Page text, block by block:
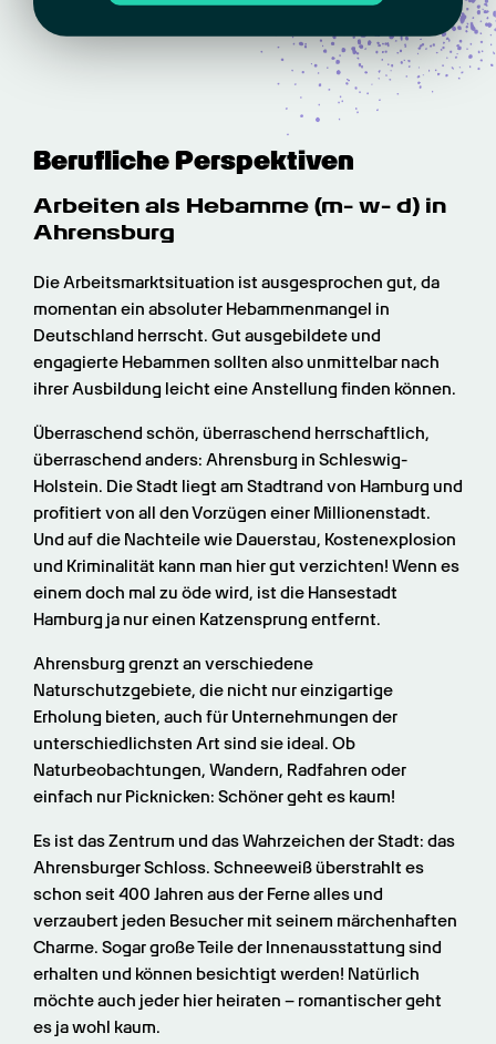
Berufliche Perspektiven
Arbeiten als Hebamme (m- w- d) in
Ahrensburg
Die Arbeitsmarktsituation ist ausgesprochen gut, da
momentan ein absoluter Hebammenmangel in
Deutschland herrscht. Gut ausgebildete und
engagierte Hebammen sollten also unmittelbar nach
ihrer Ausbildung leicht eine Anstellung finden können.
Überraschend schön, überraschend herrschaftlich,
überraschend anders: Ahrensburg in Schleswig-
Holstein. Die Stadt liegt am Stadtrand von Hamburg und
profitiert von all den Vorzügen einer Millionenstadt.
Und auf die Nachteile wie Dauerstau, Kostenexplosion
und Kriminalität kann man hier gut verzichten! Wenn es
einem doch mal zu öde wird, ist die Hansestadt
Hamburg ja nur einen Katzensprung entfernt.
Ahrensburg grenzt an verschiedene
Naturschutzgebiete, die nicht nur einzigartige
Erholung bieten, auch für Unternehmungen der
unterschiedlichsten Art sind sie ideal. Ob
Naturbeobachtungen, Wandern, Radfahren oder
einfach nur Picknicken: Schöner geht es kaum!
Es ist das Zentrum und das Wahrzeichen der Stadt: das
Ahrensburger Schloss. Schneeweiß überstrahlt es
schon seit 400 Jahren aus der Ferne alles und
verzaubert jeden Besucher mit seinem märchenhaften
Charme. Sogar große Teile der Innenausstattung sind
erhalten und können besichtigt werden! Natürlich
möchte auch jeder hier heiraten – romantischer geht
es ja wohl kaum.